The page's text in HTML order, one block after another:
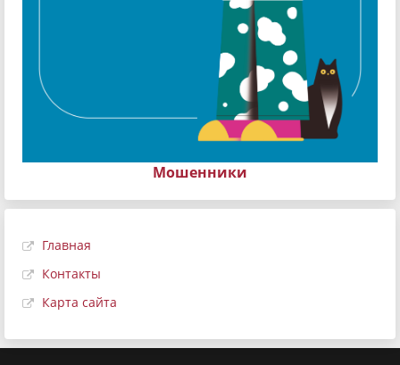
Мошенники
Главная
Контакты
Карта сайта